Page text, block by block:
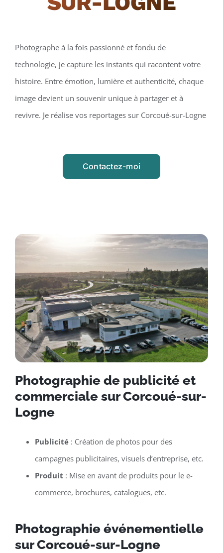
Photographe à la fois passionné et fondu de
technologie, je capture les instants qui racontent votre
histoire. Entre émotion, lumière et authenticité, chaque
image devient un souvenir unique à partager et à
revivre. Je réalise vos reportages sur Corcoué-sur-Logne
Contactez-moi
Photographie de publicité et
commerciale sur Corcoué-sur-
Logne
Publicité: Création de photos pour des
campagnes publicitaires, visuels d’entreprise, etc.
Produit : Mise en avant de produits pour le e-
commerce, brochures, catalogues, etc.
Photographie événementielle
sur Corcoué-sur-Logne